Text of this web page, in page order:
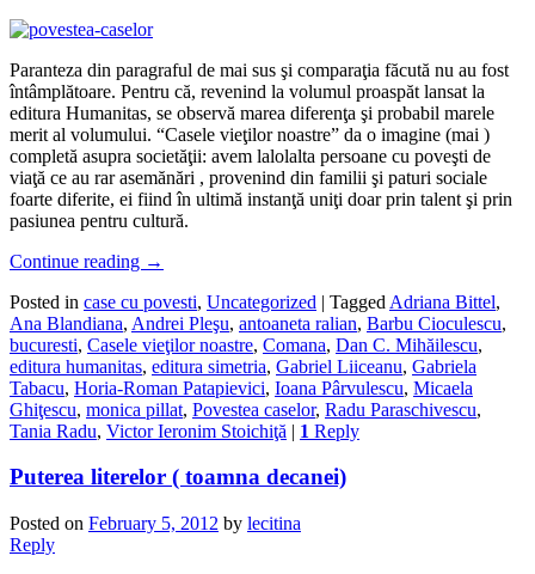
Paranteza din paragraful de mai sus şi comparaţia făcută nu au fost
întâmplătoare. Pentru că, revenind la volumul proaspăt lansat la
editura Humanitas, se observă marea diferenţa şi probabil marele
merit al volumului. “Casele vieţilor noastre” da o imagine (mai )
completă asupra societăţii: avem lalolalta persoane cu poveşti de
viaţă ce au rar asemănări , provenind din familii şi paturi sociale
foarte diferite, ei fiind în ultimă instanţă uniţi doar prin talent şi prin
pasiunea pentru cultură.
Continue reading →
Posted in case cu povesti, Uncategorized | Tagged Adriana Bittel,
Ana Blandiana, Andrei Pleşu, antoaneta ralian, Barbu Cioculescu,
bucuresti, Casele vieţilor noastre, Comana, Dan C. Mihăilescu,
editura humanitas, editura simetria, Gabriel Liiceanu, Gabriela
Tabacu, Horia-Roman Patapievici, Ioana Pârvulescu, Micaela
Ghiţescu, monica pillat, Povestea caselor, Radu Paraschivescu,
Tania Radu, Victor Ieronim Stoichiţă | 1 Reply
Puterea literelor ( toamna decanei)
Posted on February 5, 2012 by lecitina
Reply